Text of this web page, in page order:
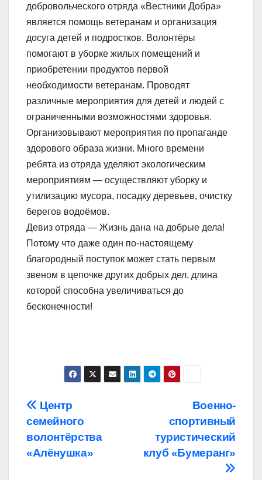
добровольческого отряда «Вестники Добра»
является помощь ветеранам и организация
досуга детей и подростков. Волонтёры
помогают в уборке жилых помещений и
приобретении продуктов первой
необходимости ветеранам. Проводят
различные мероприятия для детей и людей с
ограниченными возможностями здоровья.
Организовывают мероприятия по пропаганде
здорового образа жизни. Много времени
ребята из отряда уделяют экологическим
мероприятиям — осуществляют уборку и
утилизацию мусора, посадку деревьев, очистку
берегов водоёмов.
Девиз отряда — Жизнь дана на добрые дела!
Потому что даже один по-настоящему
благородный поступок может стать первым
звеном в цепочке других добрых дел, длина
которой способна увеличиваться до
бесконечности!
Навигация
по
записям
Военно-
спортивный
туристический
клуб «Бумеранг»
Центр
семейного
волонтёрства
«Алёнушка»